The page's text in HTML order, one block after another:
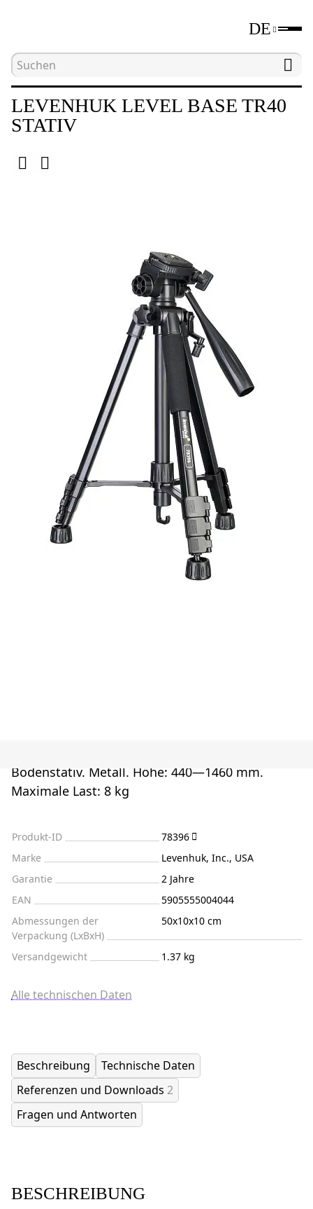
DE
Hauptseite Levenhuk
LEVENHUK LEVEL BASE TR40
STATIV
Bodenstativ. Metall. Höhe: 440—1460 mm.
Maximale Last: 8 kg
Produkt-ID
78396
Marke
Levenhuk, Inc., USA
Garantie
2 Jahre
EAN
5905555004044
Abmessungen der
Verpackung (LxBxH)
50x10x10 cm
Versandgewicht 1.37 kg
Alle technischen Daten
Beschreibung
Technische Daten
Referenzen und Downloads 2
Fragen und Antworten
BESCHREIBUNG